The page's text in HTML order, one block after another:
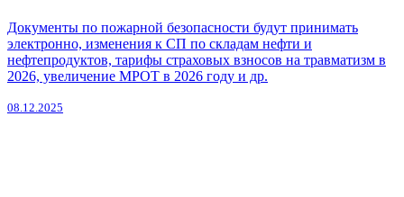
Документы по пожарной безопасности будут принимать
электронно, изменения к СП по складам нефти и
нефтепродуктов, тарифы страховых взносов на травматизм в
2026, увеличение МРОТ в 2026 году и др.
08.12.2025